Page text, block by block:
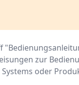
zur
oder